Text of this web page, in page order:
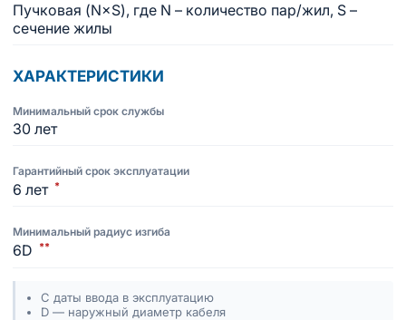
Пучковая (N×S), где N – количество пар/жил, S –
сечение жилы
ХАРАКТЕРИСТИКИ
Минимальный срок службы
30 лет
Гарантийный срок эксплуатации
6 лет *
Минимальный радиус изгиба
6D **
С даты ввода в эксплуатацию
D — наружный диаметр кабеля